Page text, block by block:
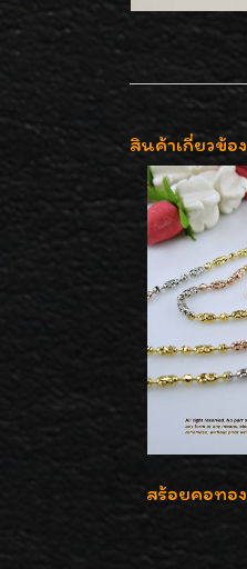
สินค้าเกี่ยวข้อง